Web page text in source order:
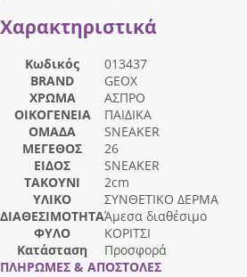
Χαρακτηριστικά
Κωδικός
013437
BRAND
GEOX
ΧΡΩΜΑ
ΑΣΠΡΟ
ΟΙΚΟΓΕΝΕΙΑ
ΠΑΙΔΙΚΑ
ΟΜΑΔΑ
SNEAKER
ΜΕΓΕΘΟΣ
26
ΕΙΔΟΣ
SNEAKER
ΤΑΚΟΥΝΙ
2cm
ΥΛΙΚΟ
ΣΥΝΘΕΤΙΚΟ ΔΕΡΜΑ
ΔΙΑΘΕΣΙΜΟΤΗΤΑΆμεσα διαθέσιμο
ΦΥΛΟ
ΚΟΡΙΤΣΙ
Κατάσταση
Προσφορά
ΠΛΗΡΩΜΕΣ & ΑΠΟΣΤΟΛΕΣ